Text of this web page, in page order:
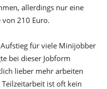
allerdings nur eine
210 Euro.
für viele Minijobber
bei dieser Jobform
lieber mehr arbeiten
ist oft kein